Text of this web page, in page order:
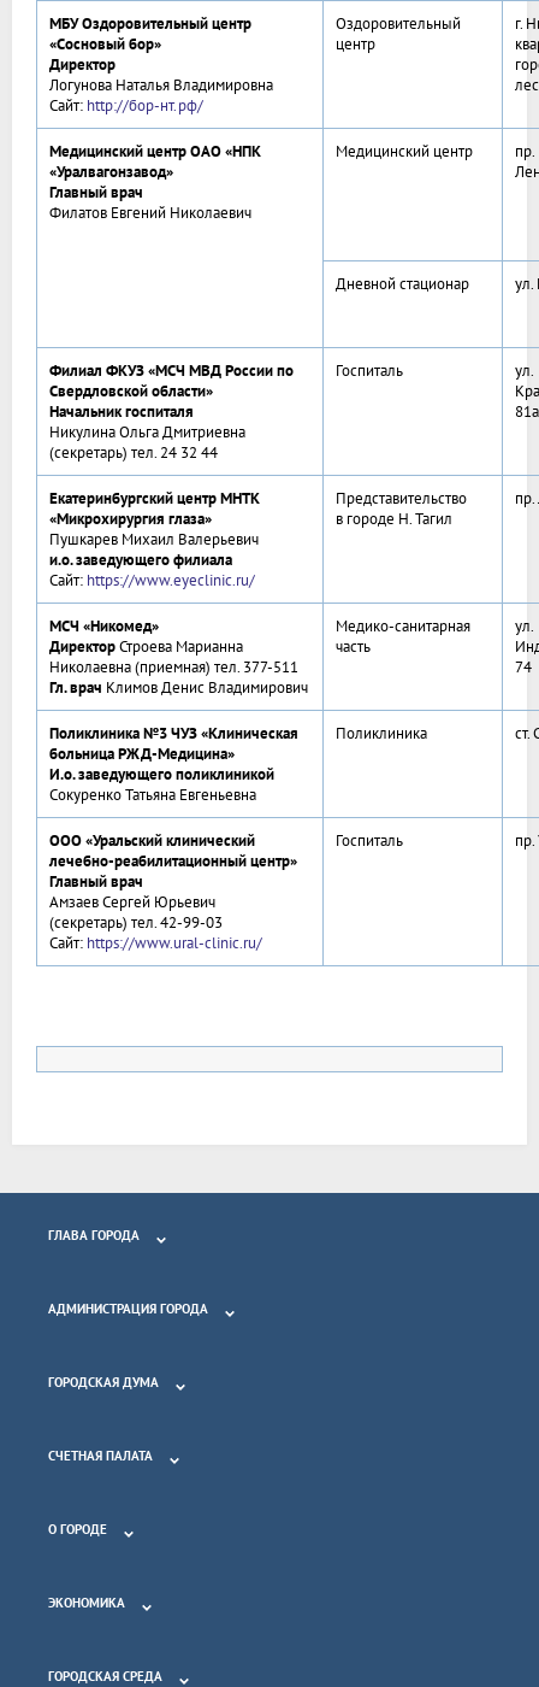
МБУ Оздоровительный центр
«Сосновый бор»
Директор
Логунова Наталья Владимировна
Сайт: http://бор-нт.рф/
Оздоровительный
центр
г.
Медицинский центр ОАО «НПК
«Уралвагонзавод»
Главный врач
Филатов Евгений Николаевич
Медицинский центр
пр.
Дневной стационар ул.
Филиал ФКУЗ «МСЧ МВД России по
Свердловской области»
Начальник госпиталя
Никулина Ольга Дмитриевна
(секретарь) тел. 24 32 44
Госпиталь
ул.
81а
Екатеринбургский центр МНТК
«Микрохирургия глаза»
Пушкарев Михаил Валерьевич
и.о. заведующего филиала
Сайт: https://www.eyeclinic.ru/
Представительство
в городе Н. Тагил
МСЧ «Никомед»
ДиректорСтроева Марианна
Николаевна(приемная) тел. 377-511
Гл. врач Климов Денис Владимирович
Медико-санитарная
часть
ул.
74
Поликлиника №3 ЧУЗ «Клиническая
больница РЖД-Медицина»
И.о. заведующего поликлиникой
Сокуренко Татьяна Евгеньевна
Поликлиника ст.
ООО «Уральский клинический
лечебно-реабилитационный центр»
Главный врач
Амзаев Сергей Юрьевич
(секретарь) тел. 42-99-03
Сайт: https://www.ural-clinic.ru/
Госпиталь пр.
ГЛАВА ГОРОДА
АДМИНИСТРАЦИЯ ГОРОДА
ГОРОДСКАЯ ДУМА
СЧЕТНАЯ ПАЛАТА
О ГОРОДЕ
ЭКОНОМИКА
ГОРОДСКАЯ СРЕДА